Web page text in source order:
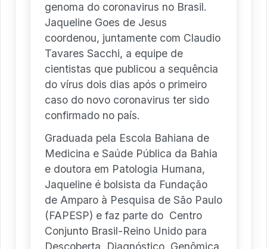
genoma do coronavirus no Brasil.
Jaqueline Goes de Jesus
coordenou, juntamente com Claudio
Tavares Sacchi, a equipe de
cientistas que publicou a sequência
do vírus dois dias após o primeiro
caso do novo coronavirus ter sido
confirmado no país.
Graduada pela Escola Bahiana de
Medicina e Saúde Pública da Bahia
e doutora em Patologia Humana,
Jaqueline é bolsista da Fundação
de Amparo à Pesquisa de São Paulo
(FAPESP) e faz parte do Centro
Conjunto Brasil-Reino Unido para
Descoberta, Diagnóstico, Genômica